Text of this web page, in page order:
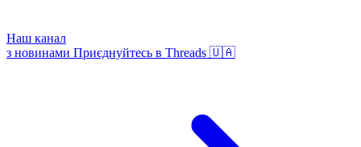
Наш канал
з новинами Приєднуйтесь в Threads 🇺🇦